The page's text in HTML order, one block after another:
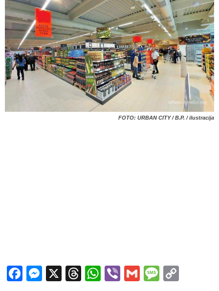
FOTO: URBAN CITY / B.P. / ilustracija
Facebook
Messenger
X Threads
WhatsApp
ViberGmail